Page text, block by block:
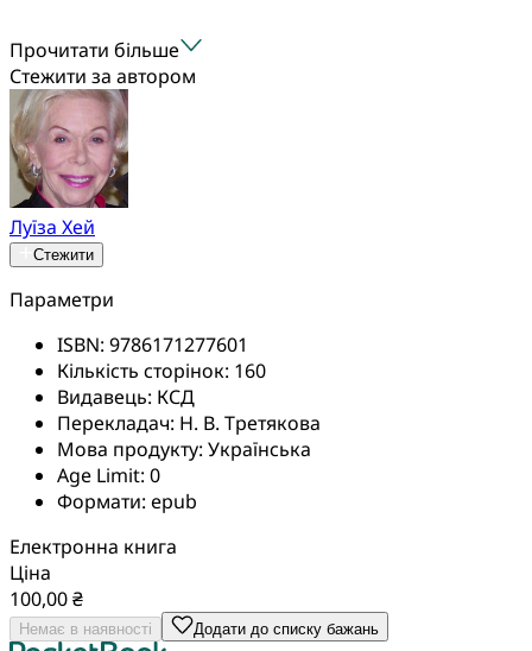
Прочитати більше
Стежити за автором
Луїза Хей
Стежити
Параметри
ISBN: 9786171277601
Кількість сторінок: 160
Видавець: КСД
Перекладач: Н. В. Третякова
Мова продукту: Українська
Age Limit: 0
Формати: epub
Електронна книга
Ціна
100,00 ₴
Немає в наявності Додати до списку бажань